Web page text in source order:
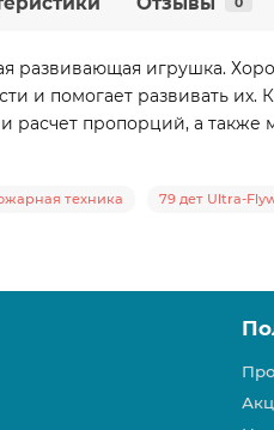
0
развивающая игрушка.
и помогает развивать
расчет пропорций, а также
техника 79 дет Ultra-